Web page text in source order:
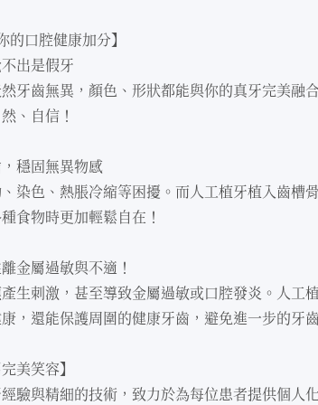
的⼝腔健康加分】
出是假牙
牙⿒無異，顏⾊、形狀都能與你的真牙完美融
、⾃信！
穩固無異物感
染⾊、熱脹冷縮等困擾。⽽⼈⼯植牙植入⿒槽
食物時更加輕鬆⾃在！
⾦屬過敏與不適！
⽣刺激，甚⾄導致⾦屬過敏或⼝腔發炎。⼈⼯
，還能保護周圍的健康牙⿒，避免進⼀步的牙
美笑容】
驗與精細的技術，致⼒於為每位患者提供個⼈